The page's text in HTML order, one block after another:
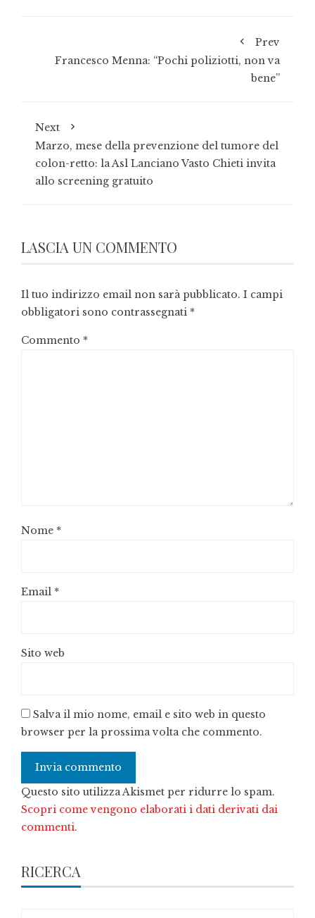
Prev
Francesco Menna: “Pochi poliziotti, non va
bene”
Next
Marzo, mese della prevenzione del tumore del
colon-retto: la Asl Lanciano Vasto Chieti invita
allo screening gratuito
LASCIA UN COMMENTO
Il tuo indirizzo email non sarà pubblicato. I campi
obbligatori sono contrassegnati *
Commento *
Nome *
Email *
Sito web
Salva il mio nome, email e sito web in questo
browser per la prossima volta che commento.
Questo sito utilizza Akismet per ridurre lo spam.
Scopri come vengono elaborati i dati derivati dai
commenti.
RICERCA